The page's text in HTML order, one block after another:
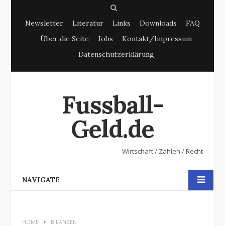
e
r
Newsletter Literatur Links Downloads
FAQ
Über die Seite
Jobs
Kontakt/Impressum
Datenschutzerklärung
Fussball-
Geld.de
Wirtschaft / Zahlen / Recht
NAVIGATE
HOME BILANZEN